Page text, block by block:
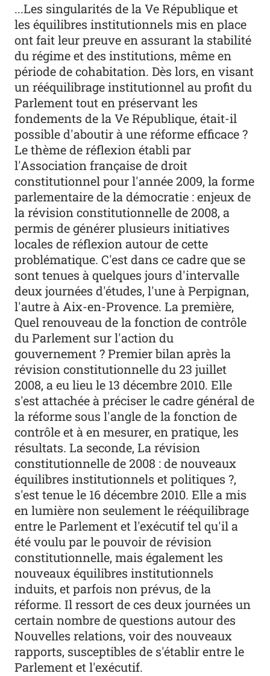
...Les singularités de la Ve République et
les équilibres institutionnels mis en place
ont fait leur preuve en assurant la stabilité
du régime et des institutions, même en
période de cohabitation. Dès lors, en visant
un rééquilibrage institutionnel au profit du
Parlement tout en préservant les
fondements de la Ve République, était-il
possible d'aboutir à une réforme efficace ?
Le thème de réflexion établi par
l'Association française de droit
constitutionnel pour l'année 2009, la forme
parlementaire de la démocratie : enjeux de
la révision constitutionnelle de 2008, a
permis de générer plusieurs initiatives
locales de réflexion autour de cette
problématique. C'est dans ce cadre que se
sont tenues à quelques jours d'intervalle
deux journées d'études, l'une à Perpignan,
l'autre à Aix-en-Provence. La première,
Quel renouveau de la fonction de contrôle
du Parlement sur l'action du
gouvernement ? Premier bilan après la
révision constitutionnelle du 23 juillet
2008, a eu lieu le 13 décembre 2010. Elle
s'est attachée à préciser le cadre général de
la réforme sous l'angle de la fonction de
contrôle et à en mesurer, en pratique, les
résultats. La seconde, La révision
constitutionnelle de 2008 : de nouveaux
équilibres institutionnels et politiques ?,
s'est tenue le 16 décembre 2010. Elle a mis
en lumière non seulement le rééquilibrage
entre le Parlement et l'exécutif tel qu'il a
été voulu par le pouvoir de révision
constitutionnelle, mais également les
nouveaux équilibres institutionnels
induits, et parfois non prévus, de la
réforme. Il ressort de ces deux journées un
certain nombre de questions autour des
Nouvelles relations, voir des nouveaux
rapports, susceptibles de s'établir entre le
Parlement et l'exécutif.